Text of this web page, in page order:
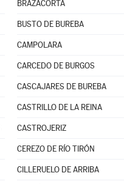
BRAZACORTA
BUSTO DE BUREBA
CAMPOLARA
CARCEDO DE BURGOS
CASCAJARES DE BUREBA
CASTRILLO DE LA REINA
CASTROJERIZ
CEREZO DE RÍO TIRÓN
CILLERUELO DE ARRIBA